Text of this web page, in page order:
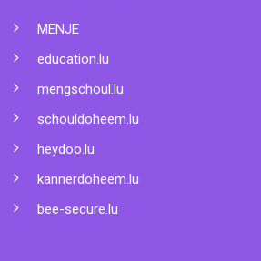
MENJE
education.lu
mengschoul.lu
schouldoheem.lu
heydoo.lu
kannerdoheem.lu
bee-secure.lu